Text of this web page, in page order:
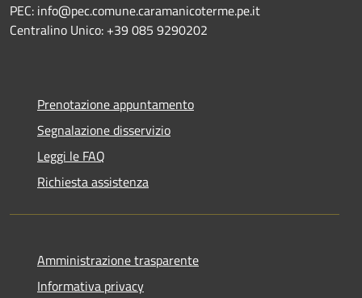
PEC: info@pec.comune.caramanicoterme.pe.it
Centralino Unico: +39 085 9290202
Prenotazione appuntamento
Segnalazione disservizio
Leggi le FAQ
Richiesta assistenza
Amministrazione trasparente
Informativa privacy